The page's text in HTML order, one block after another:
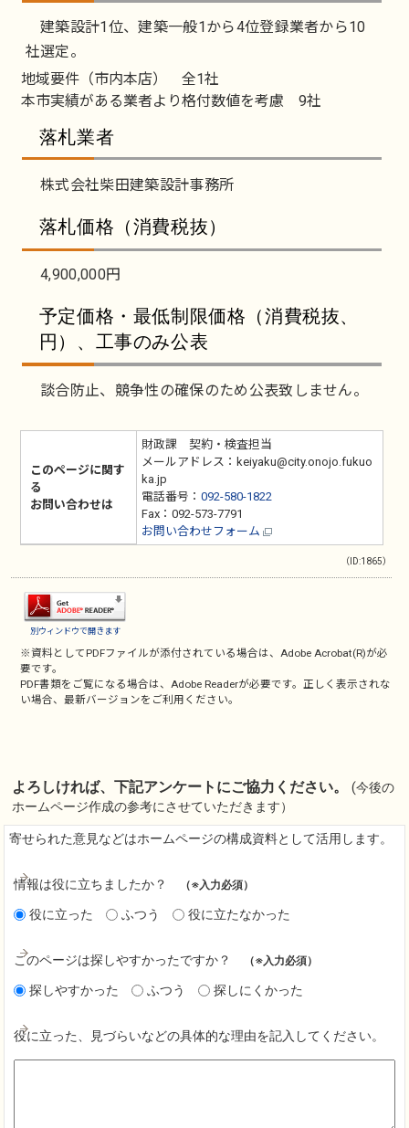
建築設計1位、建築一般1から4位登録業者から10
社選定。
地域要件（市内本店） 全1社
本市実績がある業者より格付数値を考慮 9社
落札業者
株式会社柴田建築設計事務所
落札価格（消費税抜）
4,900,000円
予定価格・最低制限価格（消費税抜、
円）、工事のみ公表
談合防止、競争性の確保のため公表致しません。
このページに関す
る
お問い合わせは
財政課 契約・検査担当
メールアドレス：keiyaku@city.onojo.fukuo
ka.jp
電話番号： 092-580-1822
Fax：092-573-7791
お問い合わせフォーム
（ID:1865）
別ウィンドウで開きます
※資料としてPDFファイルが添付されている場合は、Adobe Acrobat(R)が必
要です。
PDF書類をご覧になる場合は、Adobe Readerが必要です。正しく表示されな
い場合、最新バージョンをご利用ください。